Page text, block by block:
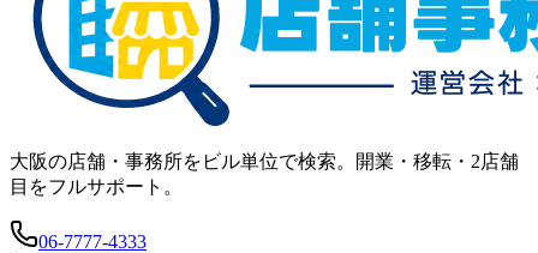
大阪の店舗・事務所をビル単位で検索。開業・移転・2店舗
目をフルサポート。
06-7777-4333